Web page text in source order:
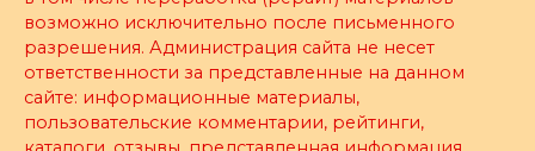
возможно исключительно после письменного
разрешения. Администрация сайта не несет
ответственности за представленные на данном
сайте: информационные материалы,
пользовательские комментарии, рейтинги,